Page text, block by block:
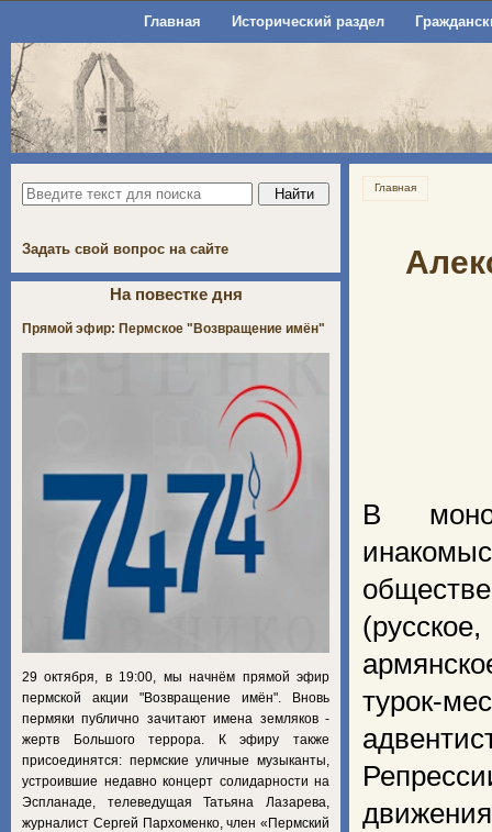
Главная Исторический раздел
Главная
В
турок-
Задать свой вопрос на сайте
На повестке дня
Прямой эфир: Пермское "Возвращение имён"
29 октября, в 19:00, мы начнём прямой эфир
пермской акции "Возвращение имён". Вновь
пермяки публично зачитают имена земляков -
жертв Большого террора. К эфиру также
присоединятся: пермские уличные музыканты,
устроившие недавно концерт солидарности на
Эспланаде, телеведущая Татьяна Лазарева,
журналист Сергей Пархоменко, член «Пермский